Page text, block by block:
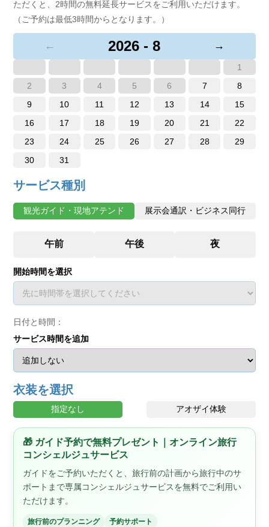
ただくと、2時間の無料延長サービスをご利用いただけます。
（ご予約は最低3時間からとなります。）
← 2026 - 8 →
1
2
3 4 5 6 7
8
9
10 11 12 13 14
15
16
17 18 19 20 21
22
23
24 25 26 27 28
29
30
31
サービス種別
観光ガイド・現地アテンド 展示会通訳・ビジネス同行
開始時間を選択
日付と時間：
サービス時間を追加
衣装を選択
指定なし アオザイ体験
🎁 ガイド予約で無料プレゼント｜オンライン旅行
コンシェルジュサービス
ガイドをご予約いただくと、旅行前の計画から旅行中のサ
ポートまで専属コンシェルジュサービスを無料でご利用い
ただけます。
旅行前のプランニング
予約サポート